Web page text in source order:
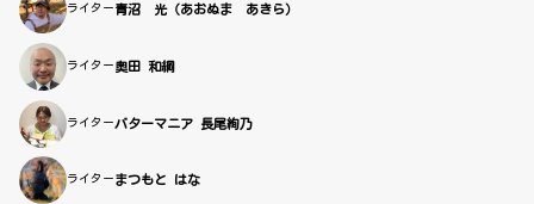
ライター 青沼 光（あおぬま あきら）
ライター 奥田 和綱
ライター バターマニア 長尾絢乃
ライター まつもと はな